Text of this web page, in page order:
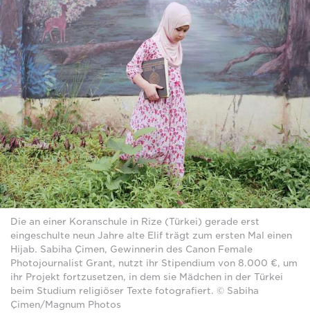
Die an einer Koranschule in Rize (Türkei) gerade erst
eingeschulte neun Jahre alte Elif trägt zum ersten Mal einen
Hijab. Sabiha Çimen, Gewinnerin des Canon Female
Photojournalist Grant, nutzt ihr Stipendium von 8.000 €, um
ihr Projekt fortzusetzen, in dem sie Mädchen in der Türkei
beim Studium religiöser Texte fotografiert. © Sabiha
Çimen/Magnum Photos